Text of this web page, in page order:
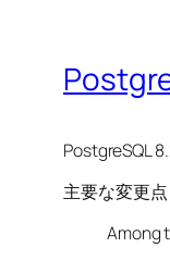
PostgreSQL
主要な変更点
Among